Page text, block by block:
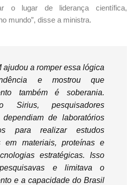
o lugar de liderança científica,
mundo”, disse a ministra.
ajudou a romper essa lógica
e mostrou que
também é soberania.
Sirius, pesquisadores
dependiam de laboratórios
para realizar estudos
em materiais, proteínas e
estratégicas. Isso
e limitava o
e a capacidade do Brasil